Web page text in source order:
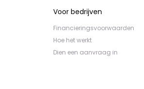
Voor bedrijven
Financieringsvoorwaarden
Hoe het werkt
Dien een aanvraag in